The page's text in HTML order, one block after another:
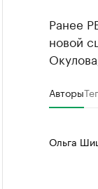
Ранее
новой
Авторы
Ольга